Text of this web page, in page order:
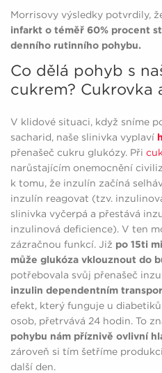
Morrisovy výsledky potvrdily,
infarkt o téměř 60% procent
denního rutinního pohybu.
Co dělá pohyb s
cukrem? Cukrovka
V klidové situaci, když sníme
sacharid, naše slinivka vyplaví
přenašeč cukru glukózy. Při
narůstajícím onemocnění
k tomu, že inzulín začíná
inzulín reagovat (tzv.
slinivka vyčerpá a přestává
inzulinová deficience). V ten
zázračnou funkcí. Již po 15ti
může glukóza vklouznout do
potřebovala svůj přenašeč
inzulin dependentním
efekt, který funguje u
osob, přetrvává 24 hodin. To
pohybu nám příznivě ovlivní
zároveň si tím šetříme
další den.